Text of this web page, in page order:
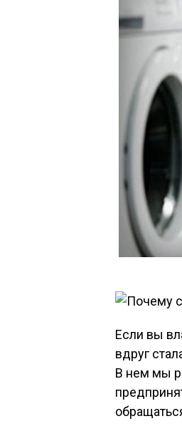
Если вы
вдруг
В нем мы